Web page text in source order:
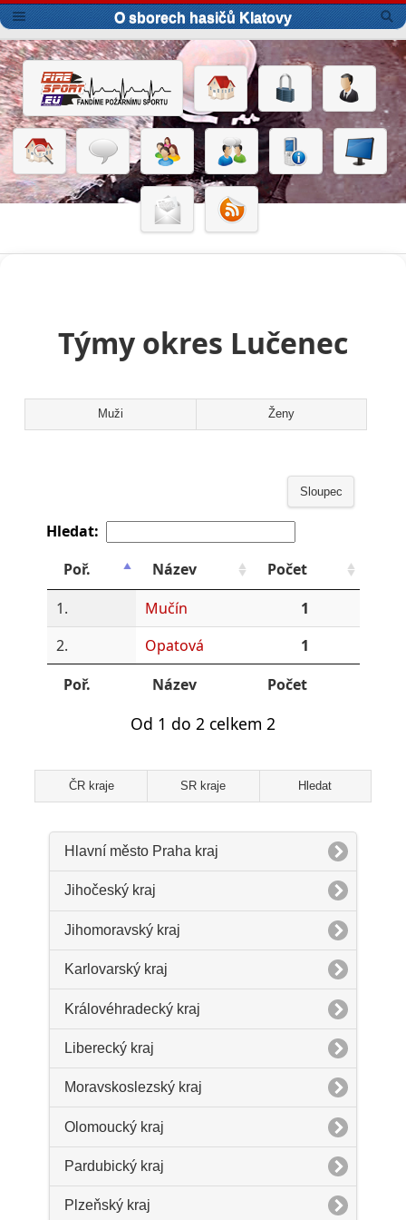
O sborech hasičů Klatovy
Týmy okres Lučenec
Muži Ženy
Sloupec
Hledat:
Poř.
Název
Počet
1.
Mučín
1
2.
Opatová
1
Poř.
Název Počet
Od 1 do 2 celkem 2
ČR kraje SR kraje Hledat
Hlavní město Praha kraj
Jihočeský kraj
Jihomoravský kraj
Karlovarský kraj
Královéhradecký kraj
Liberecký kraj
Moravskoslezský kraj
Olomoucký kraj
Pardubický kraj
Plzeňský kraj